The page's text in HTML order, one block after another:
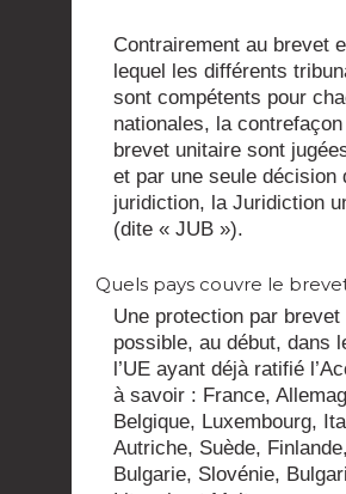
Contrairement au brevet
lequel les différents
sont compétents pour
nationales, la
brevet unitaire sont
et par une seule décision
juridiction, la Juridiction
(dite « JUB »).
Quels pays couvre le
Une protection par
possible, au début, dans
l’UE ayant déjà ratifié
à savoir : France,
Belgique, Luxembourg,
Autriche, Suède,
Bulgarie, Slovénie,